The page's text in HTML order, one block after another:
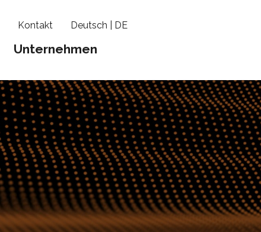
Kontakt Deutsch | DE
Unternehmen